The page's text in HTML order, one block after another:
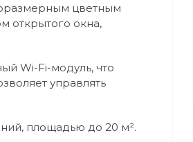
цветным
открытого окна,
Wi-Fi-модуль, что
управлять
площадью до 20 м².